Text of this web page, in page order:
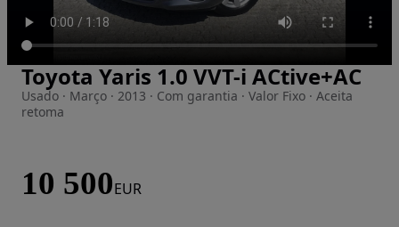
Imagem 1 de 31
Toyota Yaris 1.0 VVT-i ACtive+AC
Usado · Março · 2013 · Com garantia · Valor Fixo · Aceita
retoma
10 500EUR